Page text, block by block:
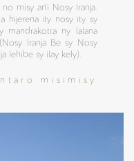
misy an'i Nosy Iranja.
hijerena ity nosy ity sy
mandrakotra ny lalana
Iranja Be sy Nosy
lehibe sy ilay kely).
misimisy